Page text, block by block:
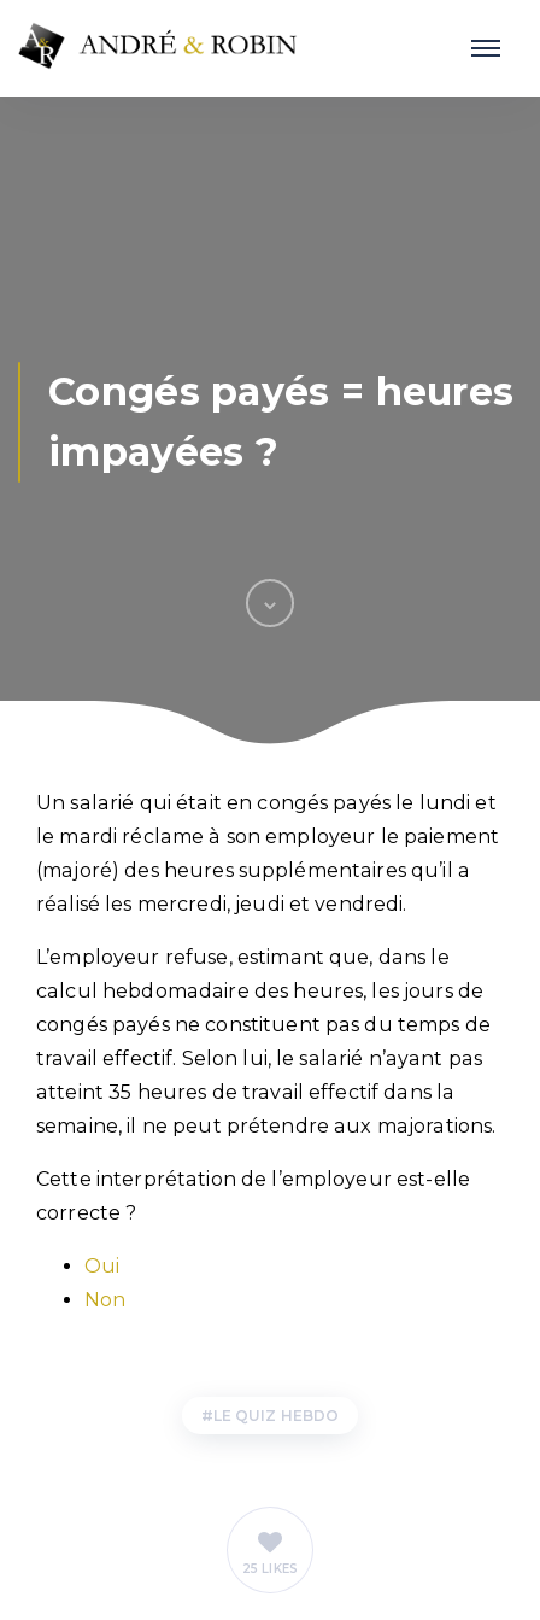
Congés payés = heures
impayées ?
Un salarié qui était en congés payés le lundi et
le mardi réclame à son employeur le paiement
(majoré) des heures supplémentaires qu’il a
réalisé les mercredi, jeudi et vendredi.
L’employeur refuse, estimant que, dans le
calcul hebdomadaire des heures, les jours de
congés payés ne constituent pas du temps de
travail effectif. Selon lui, le salarié n’ayant pas
atteint 35 heures de travail effectif dans la
semaine, il ne peut prétendre aux majorations.
Cette interprétation de l’employeur est-elle
correcte ?
Oui
Non
LE QUIZ HEBDO
25 LIKES